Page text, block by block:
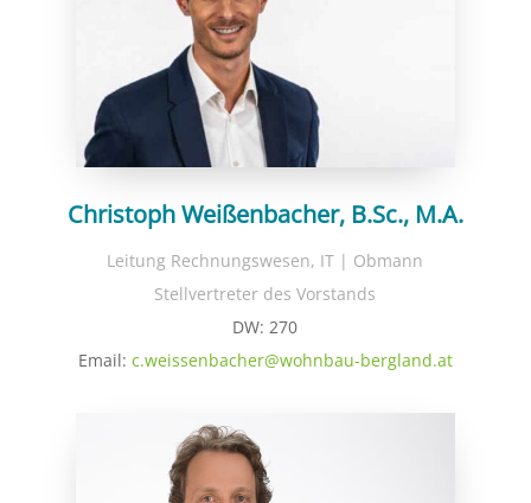
Christoph Weißenbacher, B.Sc., M.A.
Leitung Rechnungswesen, IT | Obmann
Stellvertreter des Vorstands
DW: 270
Email: c.weissenbacher@wohnbau-bergland.at